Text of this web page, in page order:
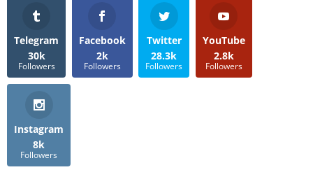
Telegram
30k
Followers
Facebook
2k
Followers
Twitter
28.3k
Followers
YouTube
2.8k
Followers
Instagram
8k
Followers